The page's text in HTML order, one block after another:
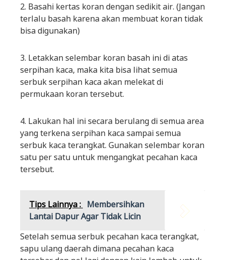
2. Basahi kertas koran dengan sedikit air. (Jangan
terlalu basah karena akan membuat koran tidak
bisa digunakan)
3. Letakkan selembar koran basah ini di atas
serpihan kaca, maka kita bisa lihat semua
serbuk serpihan kaca akan melekat di
permukaan koran tersebut.
4. Lakukan hal ini secara berulang di semua area
yang terkena serpihan kaca sampai semua
serbuk kaca terangkat. Gunakan selembar koran
satu per satu untuk mengangkat pecahan kaca
tersebut.
Tips Lainnya : Membersihkan
Lantai Dapur Agar Tidak Licin
Setelah semua serbuk pecahan kaca terangkat,
sapu ulang daerah dimana pecahan kaca